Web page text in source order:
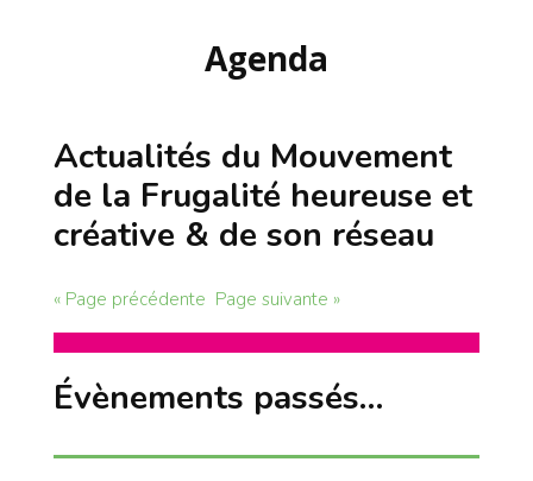
Agenda
Actualités du Mouvement
de la Frugalité heureuse et
créative & de son réseau
« Page précédente Page suivante »
Évènements passés…